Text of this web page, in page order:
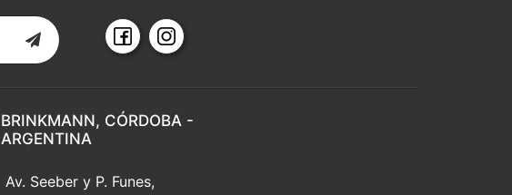
BRINKMANN, CÓRDOBA -
ARGENTINA
Av. Seeber y P. Funes,